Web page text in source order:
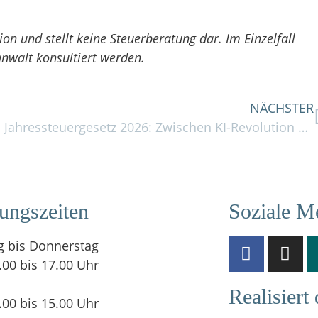
und stellt keine Steuerberatung dar. Im Einzelfall
konsultiert werden.
NÄCHSTER
Jahressteuergesetz 2026: Zwischen KI-Revolution und Zinsanpassung
bis Donnerstag
bis 17.00 Uhr
bis 15.00 Uhr
Soziale
Realisiert